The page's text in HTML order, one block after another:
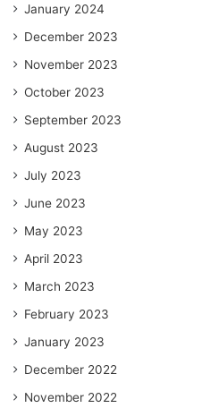
January 2024
December 2023
November 2023
October 2023
September 2023
August 2023
July 2023
June 2023
May 2023
April 2023
March 2023
February 2023
January 2023
December 2022
November 2022